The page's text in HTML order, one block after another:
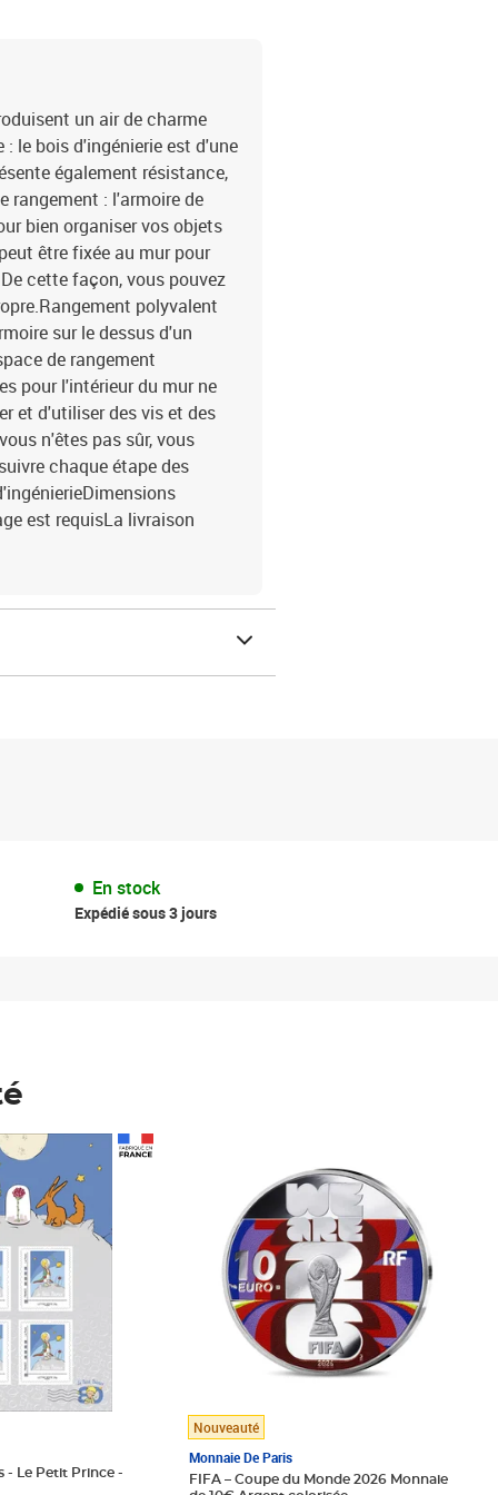
un air de charme
le bois d'ingénierie est d'une
également résistance,
rangement : l'armoire de
bien organiser vos objets
être fixée au mur pour
cette façon, vous pouvez
polyvalent
sur le dessus d'un
de rangement
pour l'intérieur du mur ne
et d'utiliser des vis et des
n'êtes pas sûr, vous
chaque étape des
est requisLa livraison
En stock
Expédié sous 3 jours
- Le Petit Prince -
Nouveauté
Monnaie De Paris
FIFA – Coupe du Monde 2026 Monnaie